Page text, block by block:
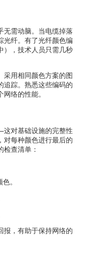
无需动脑。当电缆掉落
光纤。有了光纤颜色编
），技术人员只需几秒
采用相同颜色方案的图
追踪。熟悉这些编码的
络的性能。
对基础设施的完整性
对每种颜色进行最后的
查清单：
。
报，有助于保持网络的